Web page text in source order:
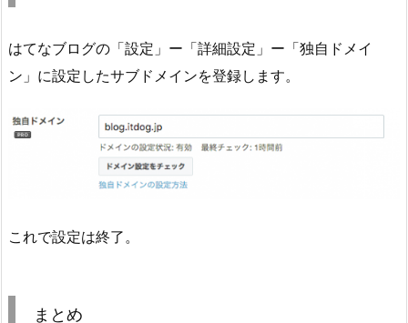
はてなブログの「設定」ー「詳細設定」ー「独自ドメイ
ン」に設定したサブドメインを登録します。
これで設定は終了。
まとめ